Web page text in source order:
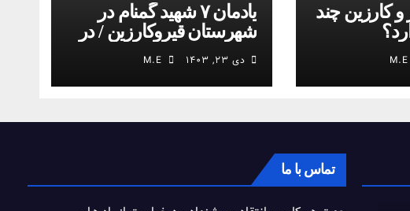
کارزین چند
یادمان ۷ شهید گمنام در
شهرستان قیروکارزین / در
کمیل مدیا ببینید
دی ۲۳, ۱۴۰۳
تماس با ما